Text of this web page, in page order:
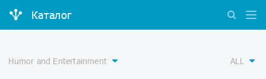
Каталог